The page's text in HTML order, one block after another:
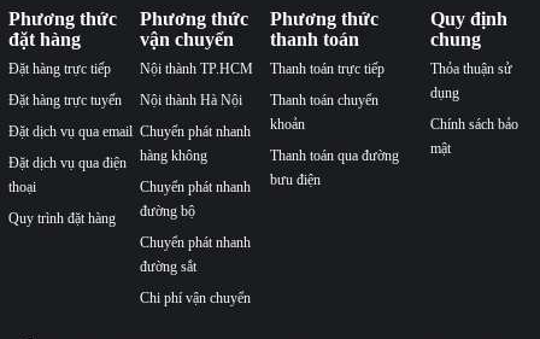
Phương thức
đặt hàng
Đặt hàng trực tiếp
Đặt hàng trực tuyến
Đặt dịch vụ qua email
Đặt dịch vụ qua điện
thoại
Quy trình đặt hàng
Phương thức
vận chuyển
Nội thành TP.HCM
Nội thành Hà Nội
Chuyển phát nhanh
hàng không
Chuyển phát nhanh
đường bộ
Chuyển phát nhanh
đường sắt
Chi phí vận chuyển
Phương thức
thanh toán
Thanh toán trực tiếp
Thanh toán chuyển
khoản
Thanh toán qua đường
bưu điện
Quy định
chung
Thỏa thuận sử
dụng
Chính sách bảo
mật